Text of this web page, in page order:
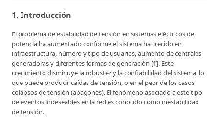
1. Introducción
El problema de estabilidad de tensión en sistemas eléctricos de
potencia ha aumentado conforme el sistema ha crecido en
infraestructura, número y tipo de usuarios, aumento de centrales
generadoras y diferentes formas de generación [1]. Este
crecimiento disminuye la robustez y la confiabilidad del sistema, lo
que puede producir caídas de tensión, o en el peor de los casos
colapsos de tensión (apagones). El fenómeno asociado a este tipo
de eventos indeseables en la red es conocido como inestabilidad
de tensión.